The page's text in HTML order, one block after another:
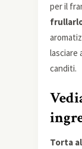
per il
lasciare
canditi.
Torta